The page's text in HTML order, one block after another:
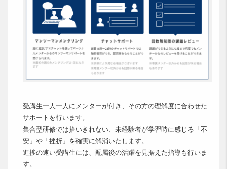
受講生一人一人にメンターが付き、その方の理解度に合わせた
サポートを行います。
集合型研修では拾いきれない、未経験者が学習時に感じる「不
安」や「挫折」を確実に解消いたします。
進捗の速い受講生には、配属後の活躍を見据えた指導も行いま
す。